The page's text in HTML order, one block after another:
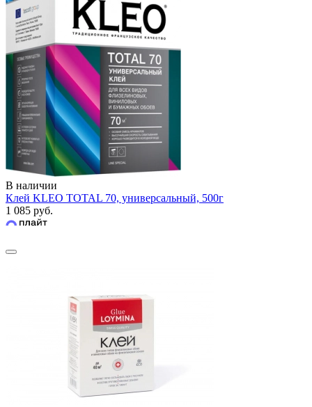
В наличии
Клей KLEO TOTAL 70, универсальный, 500г
1 085 руб.